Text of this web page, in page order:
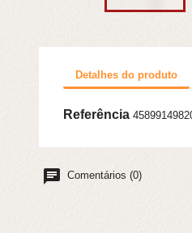
Detalhes do produto
Referência
chat Comentários (0)